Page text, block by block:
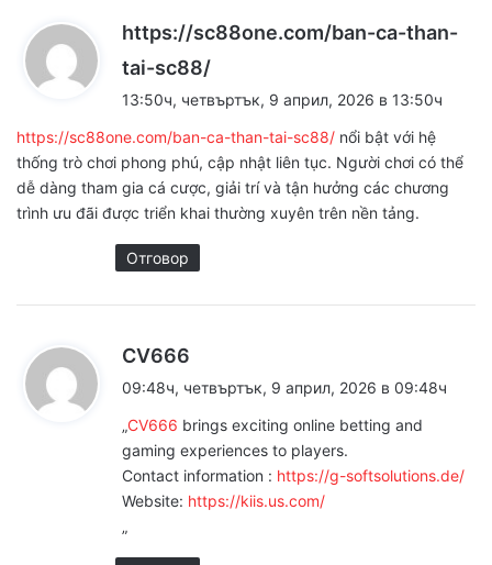
https://sc88one.com/ban-ca-than-
tai-sc88/
а
:
13:50ч, четвъртък, 9 април, 2026 в 13:50ч
https://sc88one.com/ban-ca-than-tai-sc88/ nổi bật với hệ
thống trò chơi phong phú, cập nhật liên tục. Người chơi có thể
dễ dàng tham gia cá cược, giải trí và tận hưởng các chương
trình ưu đãi được triển khai thường xuyên trên nền tảng.
Отговор
CV666
а
:
09:48ч, четвъртък, 9 април, 2026 в 09:48ч
„CV666 brings exciting online betting and
gaming experiences to players.
Contact information : https://g-softsolutions.de/
Website: https://kiis.us.com/
„